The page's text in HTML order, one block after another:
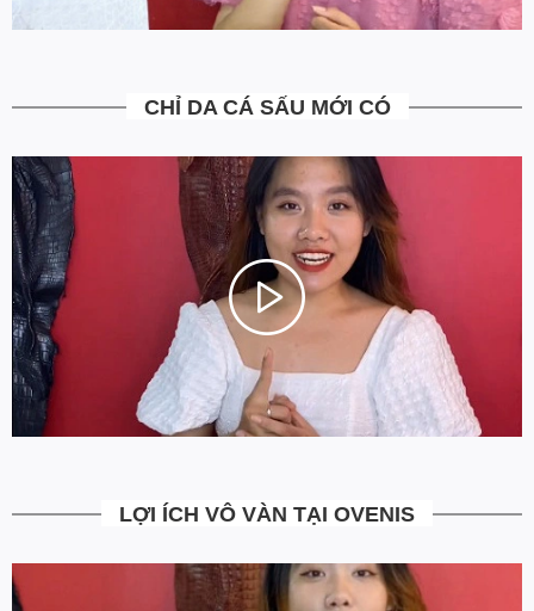
5. Miễn Phí Giao Hàng không?
tận nhà miễn phí. Giá bạn thấy trên website là tất cả những gì
từ 0đ.
6. Vì sao cam kết Giá Tốt Nhất?
Chúng tôi chọn cách tối ưu chi phí như không phân phối qua
trung gian, không cửa hàng để giảm chi phí vận hành (hàng sản
xuất từ xưởng đóng gói và vận chuyển trực tiếp tới tay người sử
dụng). Tập trung vào cải thiện chất lượng sản phẩm và nâng cao
dịch vụ chăm sóc khách hàng.
CHỈ DA CÁ SẤU MỚI CÓ
LỢI ÍCH VÔ VÀN TẠI OVENIS